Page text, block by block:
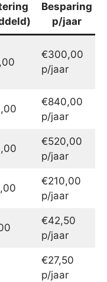
Besparing
p/jaar
€300,00
p/jaar
€840,00
p/jaar
€520,00
p/jaar
€210,00
p/jaar
€42,50
p/jaar
€27,50
p/jaar